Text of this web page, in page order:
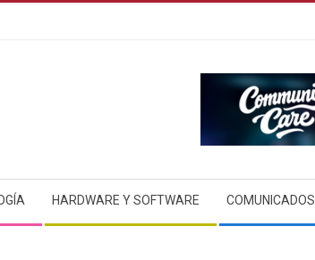
HARDWARE Y SOFTWARE COMUNICADOS